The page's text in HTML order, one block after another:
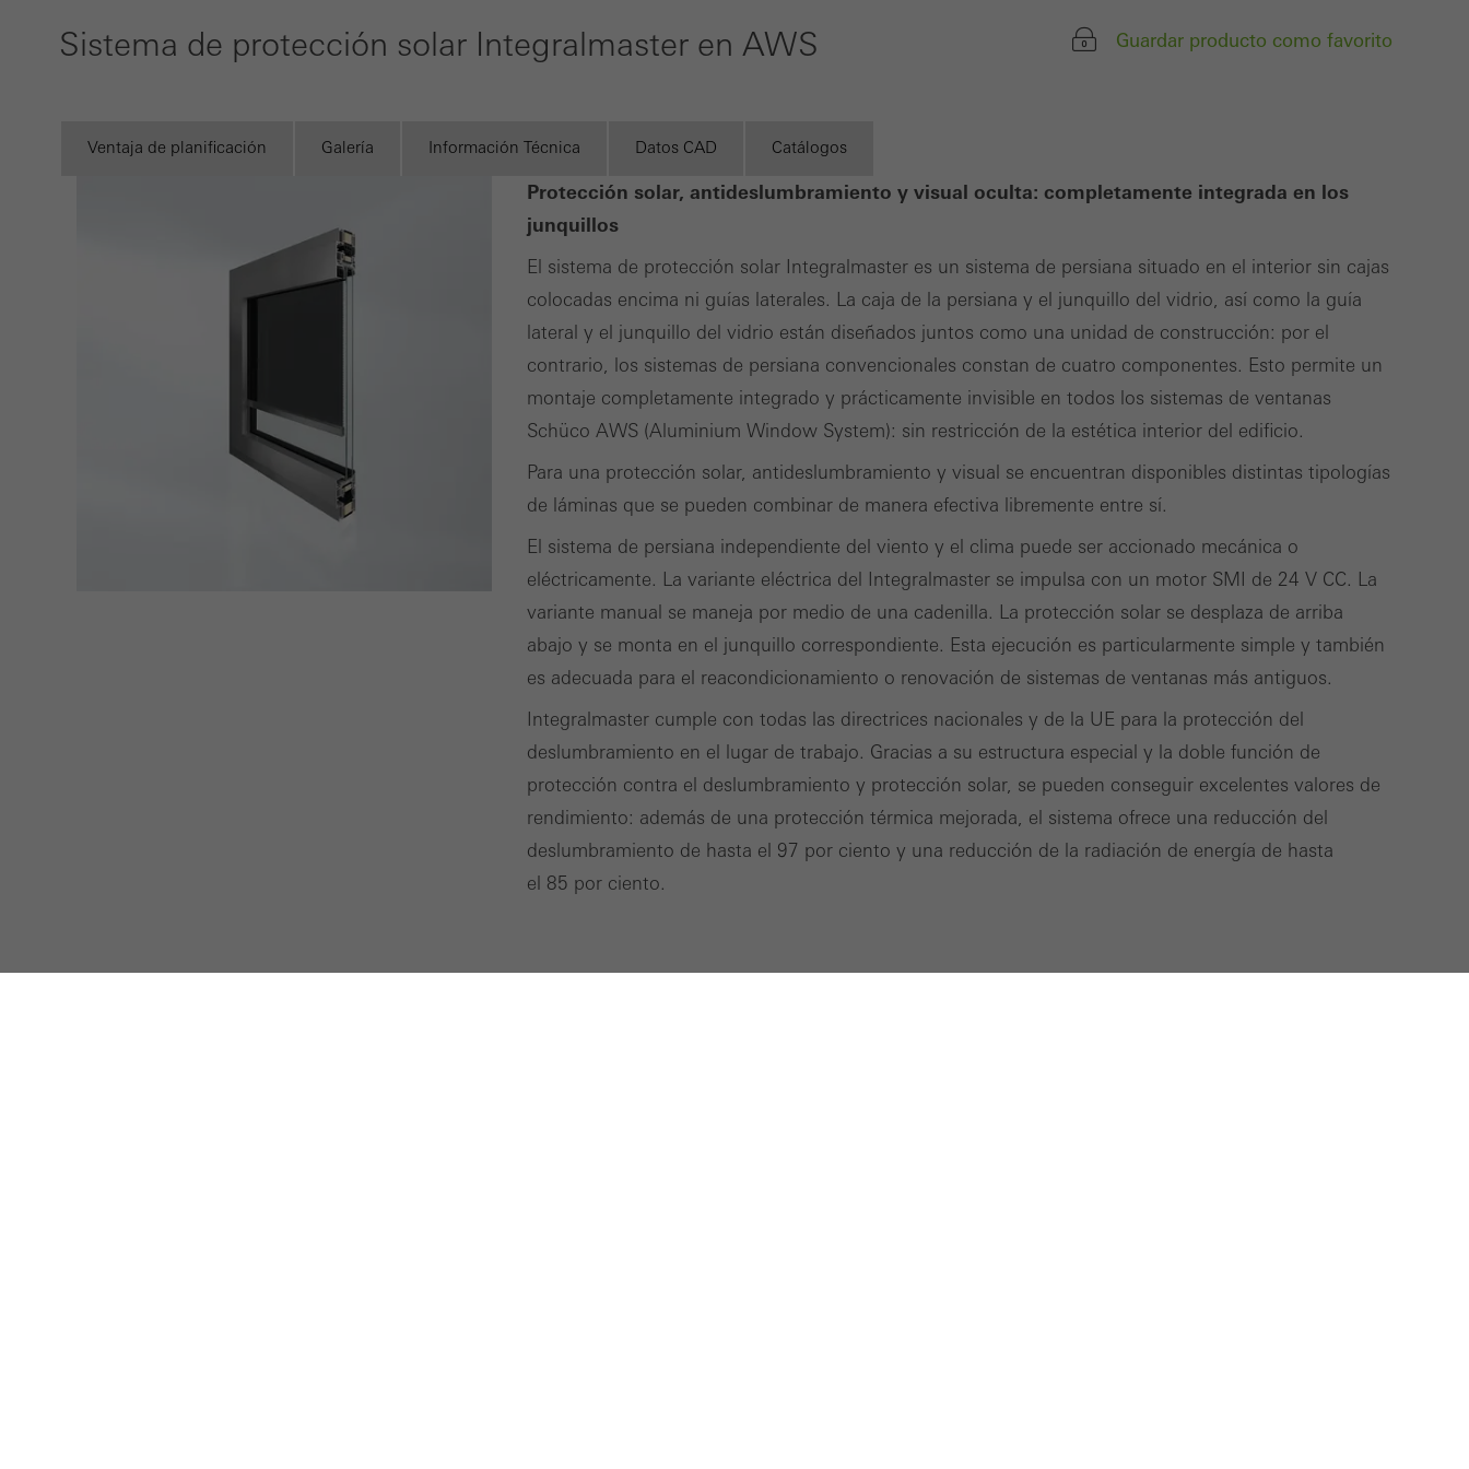
registrado
trabajo
Guardar producto como favorito
Sistema de protección solar Integralmaster en AWS
Ventaja de planificación Galería Información Técnica Datos CAD Catálogos
Protección solar, antideslumbramiento y visual oculta: completamente integrada en los
junquillos
El sistema de protección solar Integralmaster es un sistema de persiana situado en el interior sin cajas
colocadas encima ni guías laterales. La caja de la persiana y el junquillo del vidrio, así como la guía
lateral y el junquillo del vidrio están diseñados juntos como una unidad de construcción: por el
contrario, los sistemas de persiana convencionales constan de cuatro componentes. Esto permite un
montaje completamente integrado y prácticamente invisible en todos los sistemas de ventanas
Schüco AWS (Aluminium Window System): sin restricción de la estética interior del edificio.
Para una protección solar, antideslumbramiento y visual se encuentran disponibles distintas tipologías
de láminas que se pueden combinar de manera efectiva libremente entre sí.
El sistema de persiana independiente del viento y el clima puede ser accionado mecánica o
eléctricamente. La variante eléctrica del Integralmaster se impulsa con un motor SMI de 24 V CC. La
variante manual se maneja por medio de una cadenilla. La protección solar se desplaza de arriba
abajo y se monta en el junquillo correspondiente. Esta ejecución es particularmente simple y también
es adecuada para el reacondicionamiento o renovación de sistemas de ventanas más antiguos.
Integralmaster cumple con todas las directrices nacionales y de la UE para la protección del
deslumbramiento en el lugar de trabajo. Gracias a su estructura especial y la doble función de
protección contra el deslumbramiento y protección solar, se pueden conseguir excelentes valores de
rendimiento: además de una protección térmica mejorada, el sistema ofrece una reducción del
deslumbramiento de hasta el 97 por ciento y una reducción de la radiación de energía de hasta
el 85 por ciento.
se llama.
en los sitios web. Esto también implica la incorporación de servicios de terceros
proveedores que prestan sus servicios de forma independiente.
Cancelar Guardar